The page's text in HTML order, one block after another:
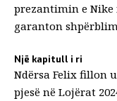
prezantimin e Nike
garanton
Një kapitull i ri
Ndërsa Felix fillon
pjesë në Lojërat